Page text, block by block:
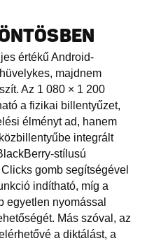
értékű Android-
majdnem
Az 1 080 × 1 200
a fizikai billentyűzet,
élményt ad, hanem
integrált
stílusú
gomb segítségével
indítható, míg a
egyetlen nyomással
Más szóval, az
a diktálást, a